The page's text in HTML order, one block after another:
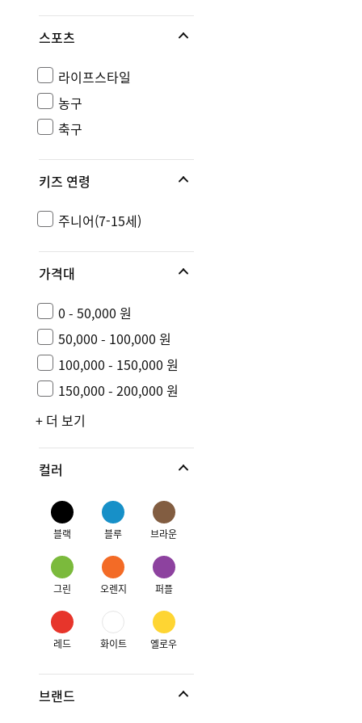
스포츠
라이프스타일
농구
축구
키즈 연령
주니어(7-15세)
가격대
0 - 50,000 원
50,000 - 100,000 원
100,000 - 150,000 원
150,000 - 200,000 원
+ 더 보기
컬러
블랙 블루 브라운
그린 오렌지 퍼플
레드 화이트 옐로우
브랜드